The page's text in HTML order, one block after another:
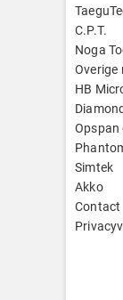
C.P.T.
Noga
Overige
HB
Opspan
Simtek
Akko
Contact